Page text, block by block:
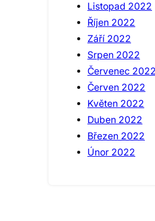
Listopad 2022
Říjen 2022
Září 2022
Srpen 2022
Červenec 2022
Červen 2022
Květen 2022
Duben 2022
Březen 2022
Únor 2022